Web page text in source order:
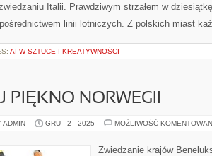
Italii. Prawdziwym strzałem w
linii lotniczych. Z polskich miast
AI W SZTUCE I KREATYWNOŚCI
PIĘKNO NORWEGII
ADMIN GRU - 2 - 2025 MOŻLIWOŚĆ
Zwiedzanie krajów